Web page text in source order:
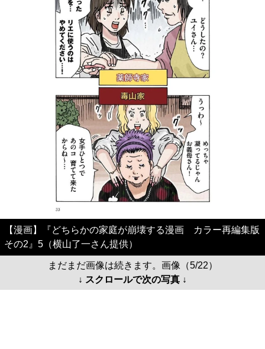
【漫画】『どちらかの家庭が崩壊する漫画 カラー再編集版
その2』5（横山了一さん提供）
まだまだ画像は続きます。画像（5/22）
↓ スクロールで次の写真 ↓